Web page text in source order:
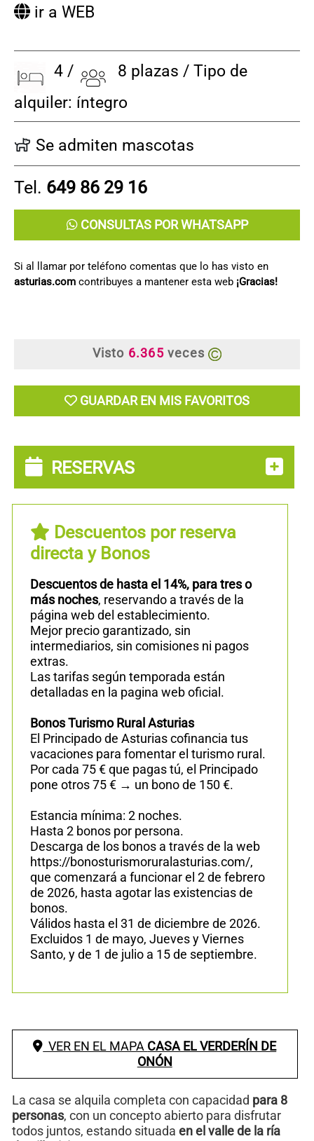
ir a WEB
4 /
8 plazas / Tipo de
alquiler: íntegro
Se admiten mascotas
Tel. 649 86 29 16
CONSULTAS POR WHATSAPP
Si al llamar por teléfono comentas que lo has visto en
asturias.com contribuyes a mantener esta web ¡Gracias!
Visto 6.365 veces
GUARDAR EN MIS FAVORITOS
RESERVAS
Descuentos por reserva
directa y Bonos
Descuentos de hasta el 14%, para tres o
más noches, reservando a través de la
página web del establecimiento.
Mejor precio garantizado, sin
intermediarios, sin comisiones ni pagos
extras.
Las tarifas según temporada están
detalladas en la pagina web oficial.
Bonos Turismo Rural Asturias
El Principado de Asturias cofinancia tus
vacaciones para fomentar el turismo rural.
Por cada 75 € que pagas tú, el Principado
pone otros 75 € → un bono de 150 €.
Estancia mínima: 2 noches.
Hasta 2 bonos por persona.
Descarga de los bonos a través de la web
https://bonosturismoruralasturias.com/,
que comenzará a funcionar el 2 de febrero
de 2026, hasta agotar las existencias de
bonos.
Válidos hasta el 31 de diciembre de 2026.
Excluidos 1 de mayo, Jueves y Viernes
Santo, y de 1 de julio a 15 de septiembre.
VER EN EL MAPA CASA EL VERDERÍN DE
ONÓN
La casa se alquila completa con capacidad para 8
personas, con un concepto abierto para disfrutar
todos juntos, estando situada en el valle de la ría